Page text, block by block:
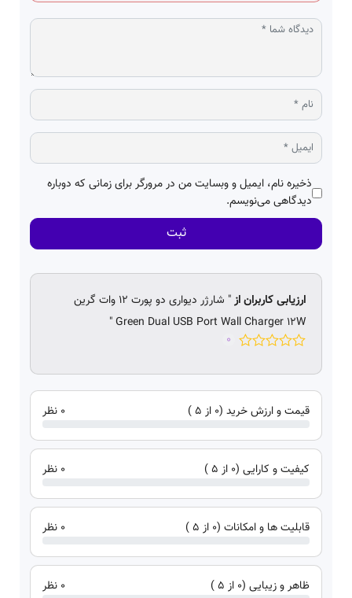
ذخیره نام، ایمیل و وبسایت من در مرورگر برای زمانی که دوباره
دیدگاهی می‌نویسم.
ثبت
ارزیابی کاربران از
" شارژر دیواری دو پورت ۱۲ وات گرین
Green Dual USB Port Wall Charger 12W "
0
قیمت و ارزش خرید (0 از 5 ) 0 نظر
کیفیت و کارایی (0 از 5 ) 0 نظر
قابلیت ها و امکانات (0 از 5 ) 0 نظر
ظاهر و زیبایی (0 از 5 ) 0 نظر